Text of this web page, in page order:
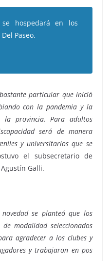
se hospedará en los
Paseo.
particular que inició
con la pandemia y la
la provincia. Para adultos
será de manera
y universitarios que se
el subsecretario de
Galli.
novedad se planteó que los
modalidad seleccionados
agradecer a los clubes y
y trabajaron en pos